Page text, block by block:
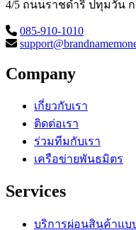
4/5 ถนนราชดำริ ปทุมวัน
085-910-1010
Company
เกี่ยวกับเรา
ติดต่อเรา
ร่วมทีมกับเรา
เครือข่ายพันธมิตร
Services
บริการผ่อนสินค้าแบ